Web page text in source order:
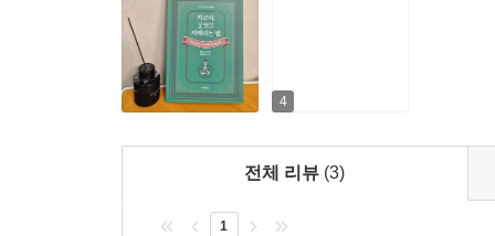
6) 국가의 카르마와 이상의 힘
(1) 인도의 카르마, 과거의 억압과 현재
(2) 영국의 카르마, 식민주의의 업보
(3) 프랑스 혁명, 사회적 불평등의 결과
편집자 후기. 자신의 운명을 지배하는 법
1. 운명의 작동 원리
* 전환의 기술(구체적인 영적 연금술)
카르마는 숙명이 아니라 활용 가능한 법칙입
제공함으로써 원하는 미래를 의식적으로 설계하는
* 윤리와 자유의지의 균형(삶의 주인이 되는 지혜)
책임이 죄책감이 아니라 자유의 근거가 됨을 체
이해하고, 시련마저 ‘코스믹 게임’의 일부로 받아
4
전체 리뷰 (3)
1